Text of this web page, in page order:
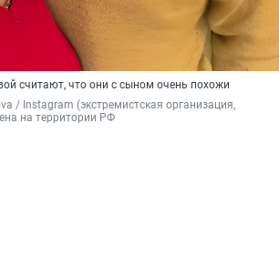
считают, что они с сыном очень похожи
/ Instagram (экстремистская организация,
на территории РФ